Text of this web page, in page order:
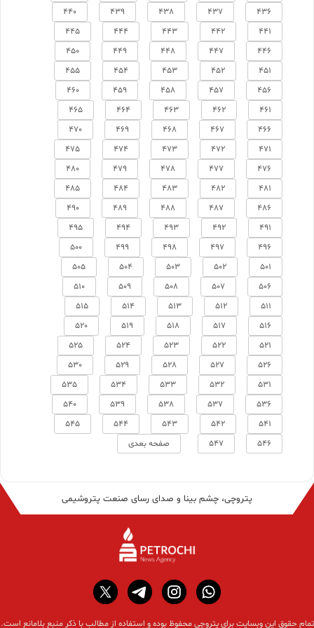
436
437
438
439
440
441
442
443
444
445
446
447
448
449
450
451
452
453
454
455
456
457
458
459
460
461
462
463
464
465
466
467
468
469
470
471
472
473
474
475
476
477
478
479
480
481
482
483
484
485
486
487
488
489
490
491
492
493
494
495
496
497
498
499
500
501
502
503
504
505
506
507
508
509
510
511
512
513
514
515
516
517
518
519
520
521
522
523
524
525
526
527
528
529
530
531
532
533
534
535
536
537
538
539
540
541
542
543
544
545
546
547 صفحه بعدی
پتروچی، چشم بینا و صدای رسای صنعت پتروشیمی
تمام حقوق این وبسایت برای پتروچی محفوظ بوده و استفاده از مطالب با ذکر منبع بلامانع است.